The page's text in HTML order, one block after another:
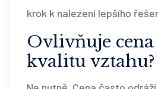
krok k nalezení lepšího
Ovlivňuje
kvalitu vztahu?